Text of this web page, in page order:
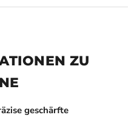
ZU
geschärfte